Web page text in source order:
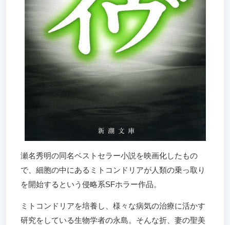
瀬名秀明の同名ベストセラー小説を映画化したもの
で、細胞の中にあるミトコンドリアが人類の乗っ取り
を開始するという侵略系SFホラー作品。
ミトコンドリアを培養し、様々な病気の治療に活かす
研究をしている生物学者の永島。そんな折、妻の聖美